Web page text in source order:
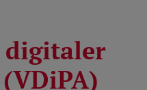
digitaler